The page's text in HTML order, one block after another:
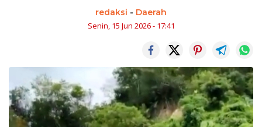
redaksi - Daerah
Senin, 15 Jun 2026 - 17:41